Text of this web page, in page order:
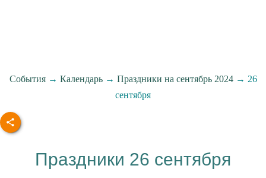
События→ Календарь→ Праздники на сентябрь 2024→ 26
сентября
Праздники 26 сентября